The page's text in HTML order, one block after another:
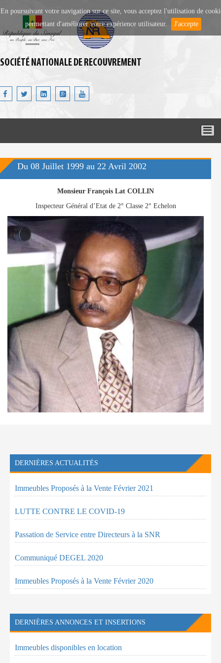
En poursuivant votre navigation sur ce site, vous acceptez l'utilisation de
permettant d'améliorer votre expérience utilisateur.
J'accepte
SOCIÉTÉ NATIONALE DE RECOUVREMENT
Du 08 Juillet 1999 au 22 Avril 2002
Monsieur François Lat COLLIN
Inspecteur Général d’Etat de 2° Classe 2° Echelon
DERNIÈRES ACTUALITÉS
Immeubles Proposés à la Vente Février 2021
LUTTE CONTRE LE COVID-19
Passation de Service entre Directeurs à la SNR
Communiqué DEGEL 2020
Immeubles Proposés à la Vente Février 2020
DERNIÈRES ANNONCES ET INSERTIONS
Immeubles disponibles en location